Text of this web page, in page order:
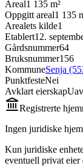
Areal1 135 m²
Oppgitt areal1 135
Arealets kilde1
Etablert12.
Gårdsnummer64
Bruksnummer156
KommuneSenja
PunktfesteNei
Avklart eierskap
Registrerte
Ingen juridiske
Kun juridiske
eventuell privat eier